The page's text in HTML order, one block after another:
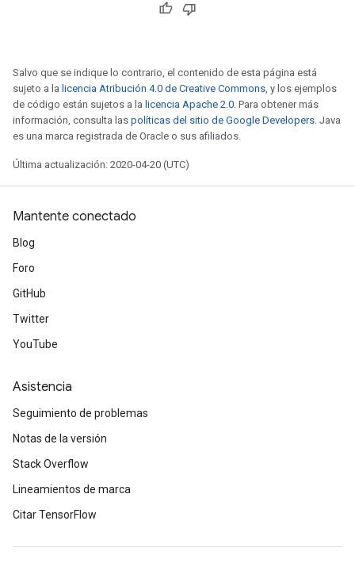
Salvo que se indique lo contrario, el contenido de esta página está
sujeto a la licencia Atribución 4.0 de Creative Commons, y los ejemplos
de código están sujetos a la licencia Apache 2.0. Para obtener más
información, consulta las políticas del sitio de Google Developers. Java
es una marca registrada de Oracle o sus afiliados.
Última actualización: 2020-04-20 (UTC)
Mantente conectado
Blog
Foro
GitHub
Twitter
YouTube
Asistencia
Seguimiento de problemas
Notas de la versión
Stack Overflow
Lineamientos de marca
Citar TensorFlow